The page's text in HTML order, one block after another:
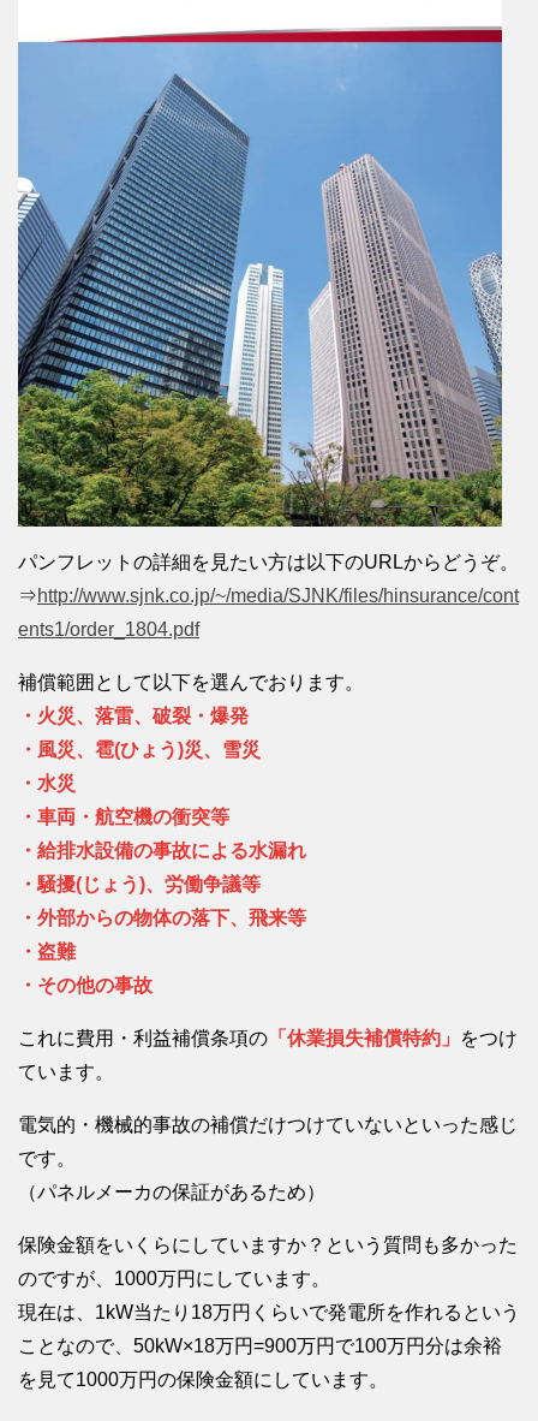
パンフレットの詳細を見たい方は以下のURLからどうぞ。
⇒http://www.sjnk.co.jp/~/media/SJNK/files/hinsurance/cont
ents1/order_1804.pdf
補償範囲として以下を選んでおります。
・火災、落雷、破裂・爆発
・風災、雹(ひょう)災、雪災
・水災
・車両・航空機の衝突等
・給排水設備の事故による水漏れ
・騒擾(じょう)、労働争議等
・外部からの物体の落下、飛来等
・盗難
・その他の事故
これに費用・利益補償条項の 「休業損失補償特約」
をつけ
ています。
電気的・機械的事故の補償だけつけていないといった感じ
です。
（パネルメーカの保証があるため）
保険金額をいくらにしていますか？という質問も多かった
のですが、1000万円にしています。
現在は、1kW当たり18万円くらいで発電所を作れるという
ことなので、50kW×18万円=900万円で100万円分は余裕
を見て1000万円の保険金額にしています。